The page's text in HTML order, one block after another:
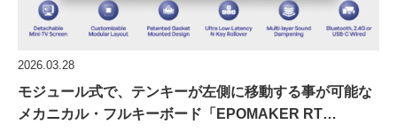
2026.03.28
モジュール式で、テンキーが左側に移動する事が可能な
メカニカル・フルキーボード「EPOMAKER RT…